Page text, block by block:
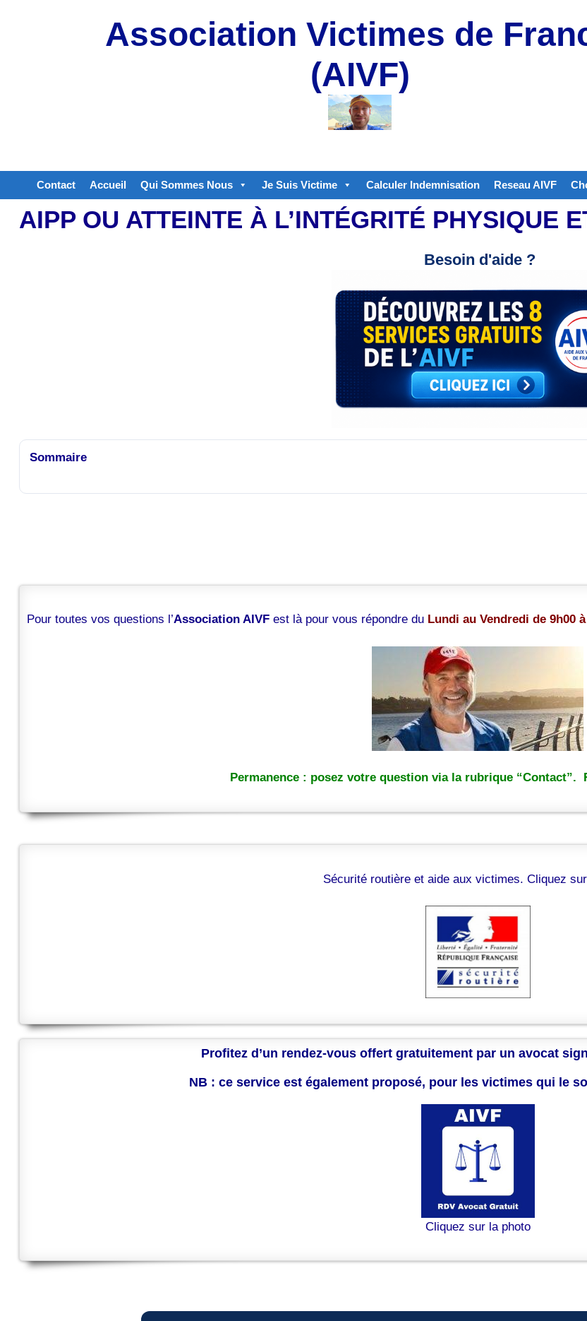
Association Victimes de
(AIVF)
Contact Accueil Qui Sommes Nous Je Suis Victime Calculer Indemnisation Reseau AIVF
AIPP OU ATTEINTE À L’INTÉGRITÉ PHYSIQUE
Besoin d'aide ?
Sommaire
Pour toutes vos questions l’Association AIVF est là pour vous répondre du Lundi au Vendredi de 9h00
Permanence : posez votre question via la rubrique “Contact”.
Sécurité routière et aide aux victimes. Cliquez
Profitez d’un rendez-vous offert gratuitement par un avocat
NB : ce service est également proposé, pour les victimes qui le
Cliquez sur la photo